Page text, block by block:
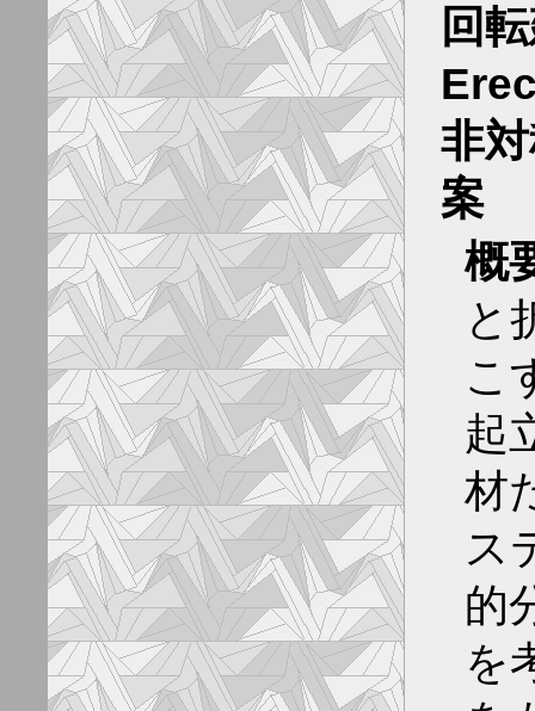
回
非
案
概
と
こ
起
材
ス
的
を